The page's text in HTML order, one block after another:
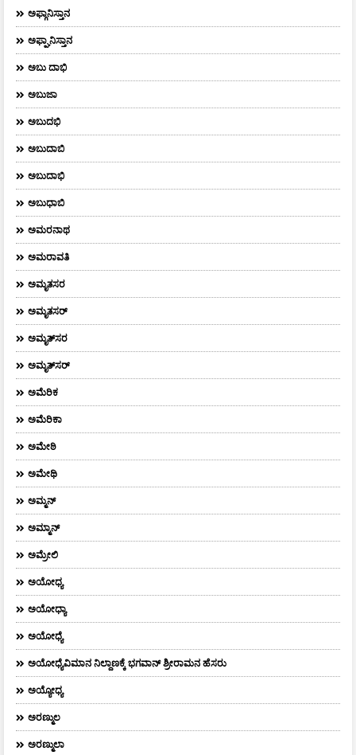
ಅಫ್ಗಾನಿಸ್ತಾನ
ಅಫ್ಘಾನಿಸ್ತಾನ
ಅಬು ದಾಭಿ
ಅಬುಜಾ
ಅಬುದಭಿ
ಅಬುದಾಬಿ
ಅಬುದಾಭಿ
ಅಬುಧಾಬಿ
ಅಮರನಾಥ
ಅಮರಾವತಿ
ಅಮೃತಸರ
ಅಮೃತಸರ್
ಅಮೃತ್‌ಸರ
ಅಮೃತ್​ಸರ್​
ಅಮೆರಿಕ
ಅಮೆರಿಕಾ
ಅಮೇಠಿ
ಅಮೇಥಿ
ಅಮ್ಮನ್‌
ಅಮ್ಮಾನ್
ಅಮ್ರೇಲಿ
ಅಯೋಧ್ಯ
ಅಯೋಧ್ಯಾ
ಅಯೋಧ್ಯೆ
ಅಯೋಧ್ಯೆವಿಮಾನ ನಿಲ್ದಾಣಕ್ಕೆ ಭಗವಾನ್ ಶ್ರೀರಾಮನ ಹೆಸರು
ಅಯ್ಯೋಧ್ಯ
ಅರಣ್ಮುಲ
ಅರಣ್ಮುಲಾ